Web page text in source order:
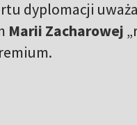
dyplomacji
Marii Zacharowej